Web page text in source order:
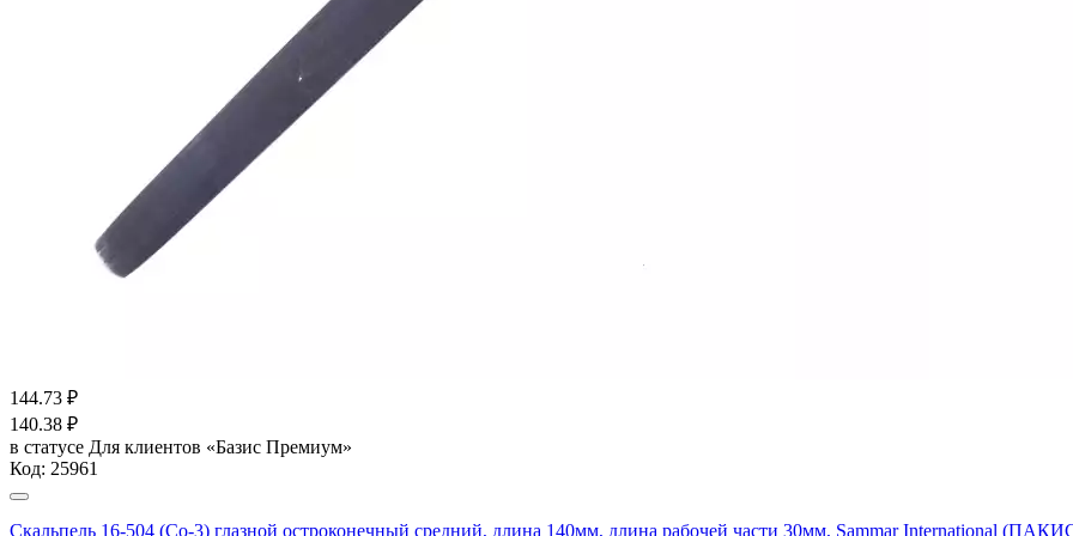
144.73 ₽
140.38 ₽
в статусе Для клиентов «Базис Премиум»
Код: 25961
Скальпель 16-504 (Со-3) глазной остроконечный средний, длина 140мм, длина рабочей части 30мм, Sammar International